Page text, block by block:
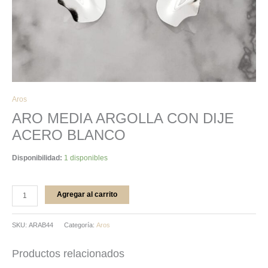
Aros
ARO MEDIA ARGOLLA CON DIJE
ACERO BLANCO
Disponibilidad: 1 disponibles
Agregar al carrito
SKU: ARAB44 Categoría: Aros
Productos relacionados